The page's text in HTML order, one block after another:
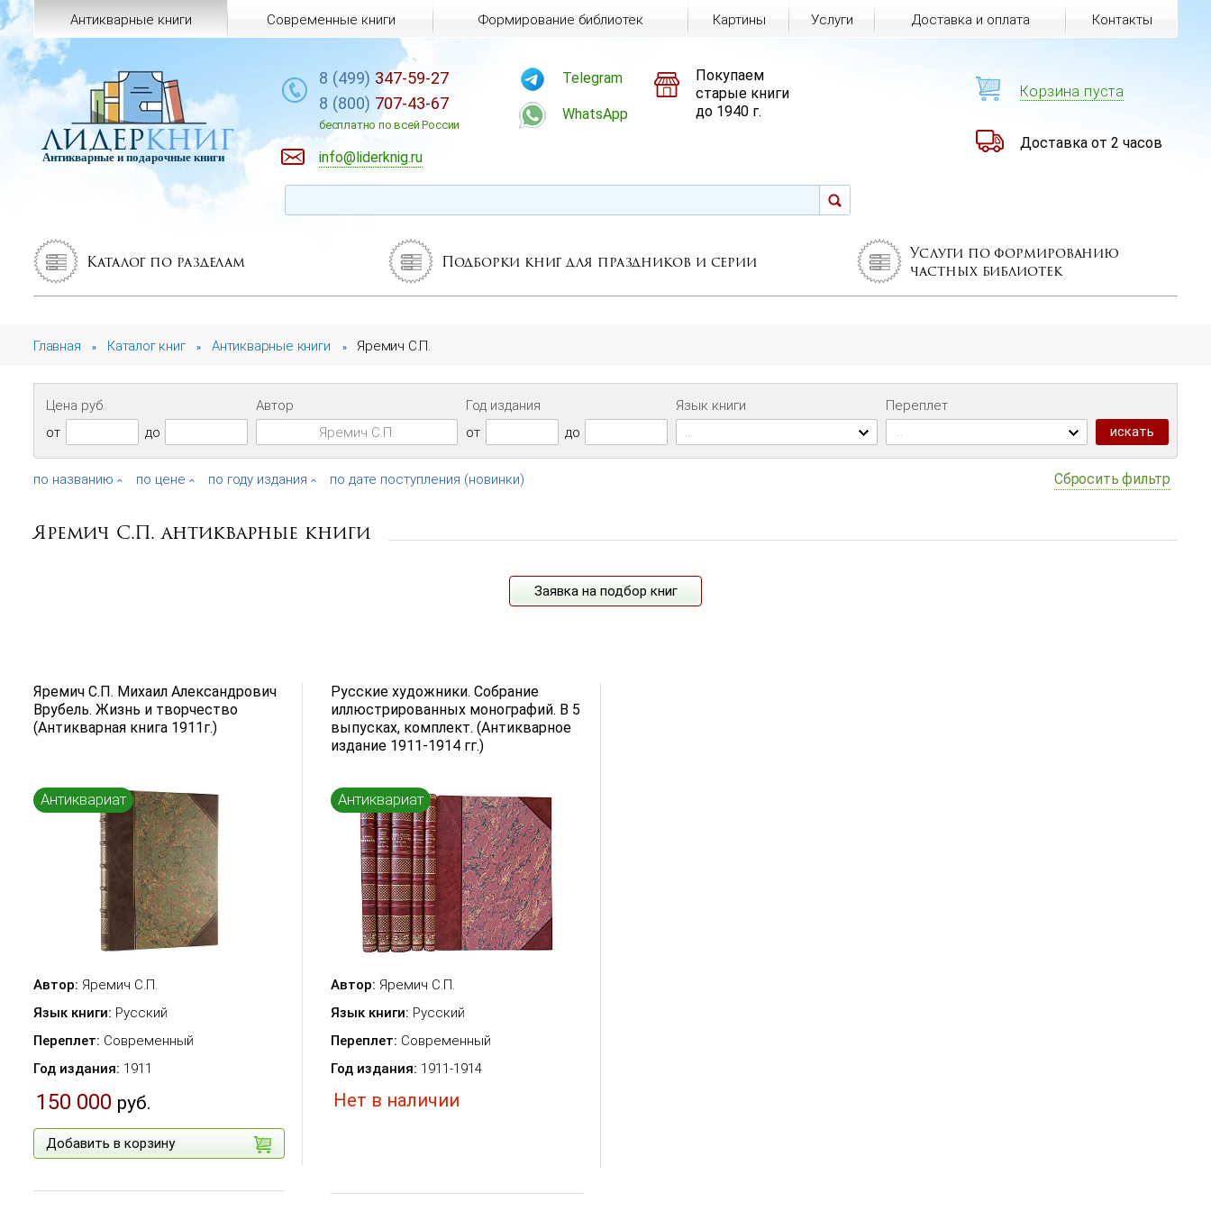
Каталог по разделам Подборки книг для праздников и серии
Услуги по формированию
частных библиотек
Главная » Каталог книг » Антикварные книги » Яремич С.П.
Цена руб.
от
до
Автор
Год издания
от
до
Язык книги
...
Переплет
...
по названию по цене по году издания по дате поступления (новинки) Сбросить фильтр
Яремич С.П. антикварные книги
Заявка на подбор книг
Яремич С.П. Михаил Александрович
Врубель. Жизнь и творчество
(Антикварная книга 1911г.)
Антиквариат
Автор: Яремич С.П.
Язык книги: Русский
Переплет: Современный
Год издания: 1911
150 000 руб.
Добавить в корзину
Русские художники. Собрание
иллюстрированных монографий. В 5
выпусках, комплект. (Антикварное
издание 1911-1914 гг.)
Антиквариат
Автор:Яремич С.П.
Язык книги: Русский
Переплет: Современный
Год издания: 1911-1914
Нет в наличии
Антикварные книги Современные книги Формирование библиотек Картины Услуги Доставка и оплата Контакты
лидеркниг
Антикварные и подарочные книги
8 (499) 347-59-27
8 (800) 707-43-67
бесплатно по всей России
info@liderknig.ru
Telegram
WhatsApp
Покупаем
старые книги
до 1940 г.
Корзина пуста
Доставка от 2 часов